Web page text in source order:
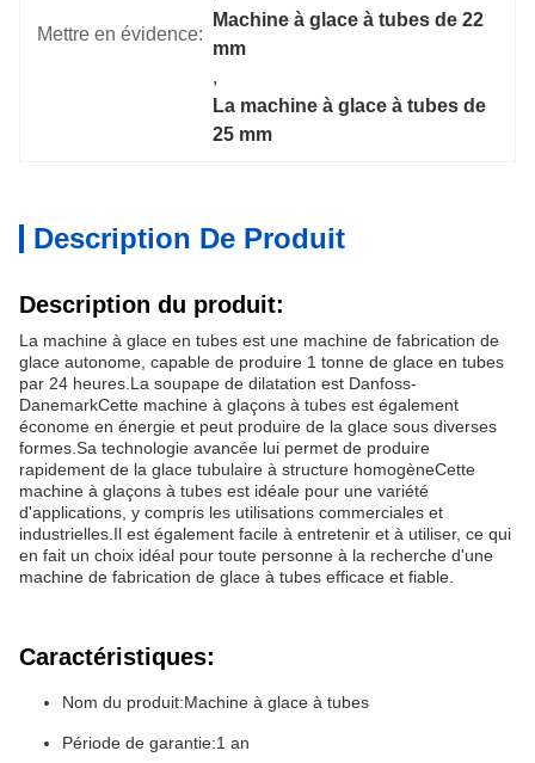
Mettre en évidence:
Machine à glace à tubes de 22
mm
,
La machine à glace à tubes de
25 mm
Description De Produit
Description du produit:
La machine à glace en tubes est une machine de fabrication de
glace autonome, capable de produire 1 tonne de glace en tubes
par 24 heures.La soupape de dilatation est Danfoss-
DanemarkCette machine à glaçons à tubes est également
économe en énergie et peut produire de la glace sous diverses
formes.Sa technologie avancée lui permet de produire
rapidement de la glace tubulaire à structure homogèneCette
machine à glaçons à tubes est idéale pour une variété
d'applications, y compris les utilisations commerciales et
industrielles.Il est également facile à entretenir et à utiliser, ce qui
en fait un choix idéal pour toute personne à la recherche d'une
machine de fabrication de glace à tubes efficace et fiable.
Caractéristiques:
Nom du produit:Machine à glace à tubes
Période de garantie:1 an